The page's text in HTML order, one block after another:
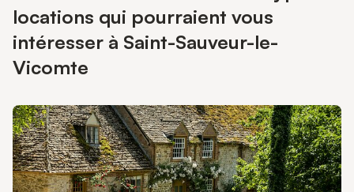
locations qui pourraient vous
intéresser à Saint-Sauveur-le-
Vicomte